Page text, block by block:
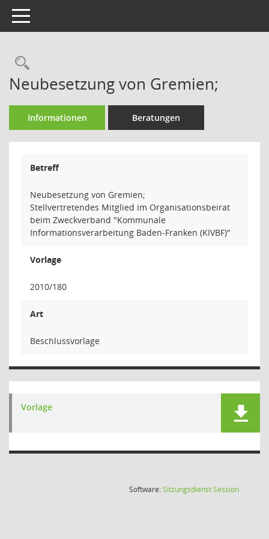
Toggle navigation
Rechercheauswahl
Neubesetzung von Gremien;
Informationen Beratungen
Betreff
Neubesetzung von Gremien;
Stellvertretendes Mitglied im Organisationsbeirat
beim Zweckverband "Kommunale
Informationsverarbeitung Baden-Franken (KIVBF)"
Vorlage
2010/180
Art
Beschlussvorlage
Vorlage
Software:SitzungsdienstSession(Wird in